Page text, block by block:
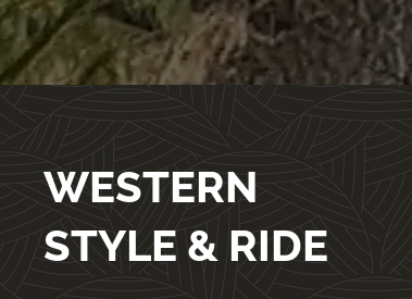
WESTERN
STYLE & RIDE